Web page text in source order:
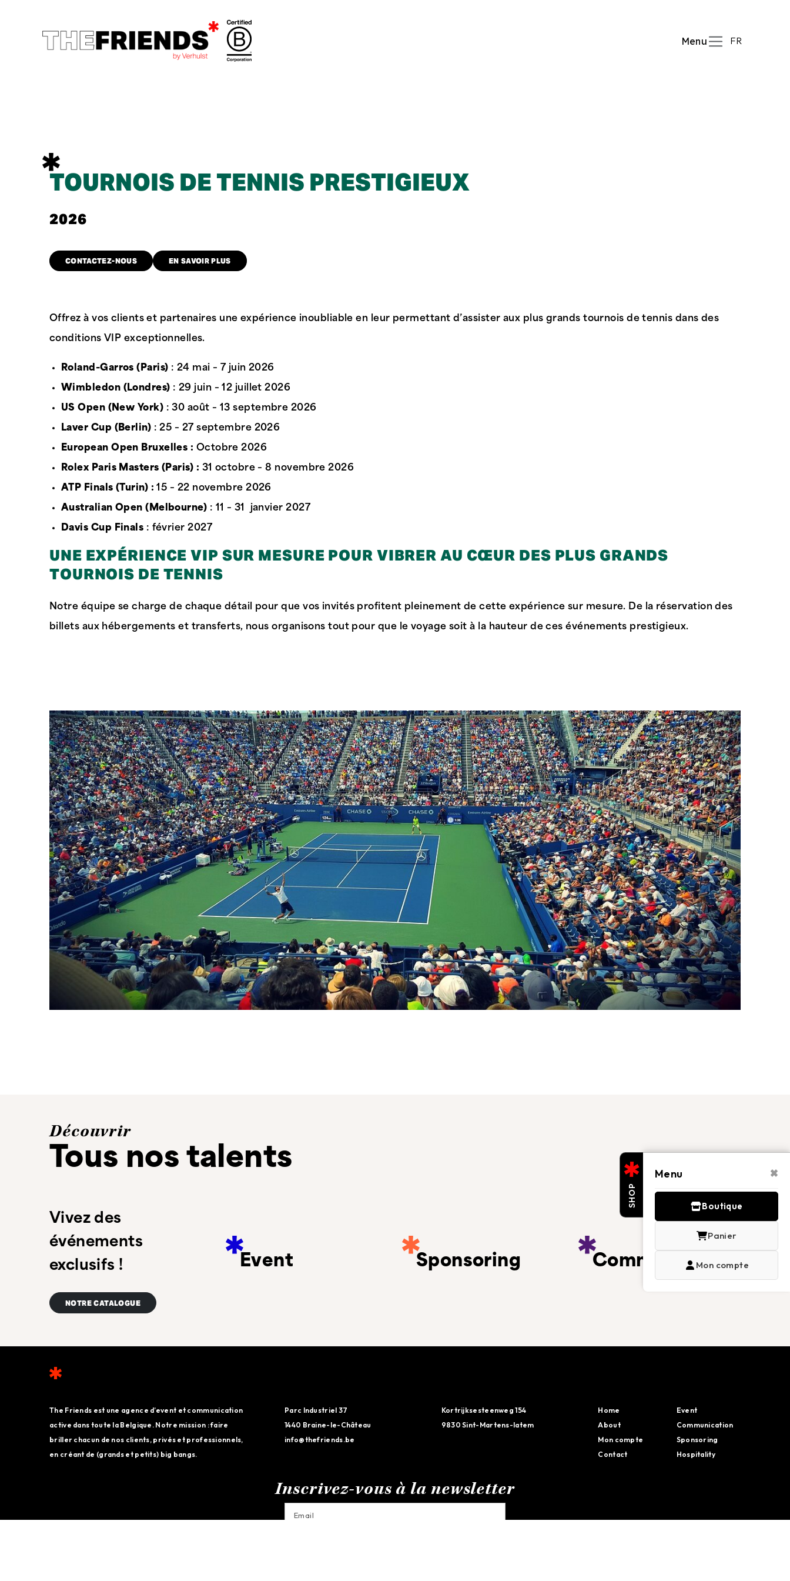
Menu FR
TOURNOIS DE TENNIS PRESTIGIEUX
2026
CONTACTEZ-NOUS EN SAVOIR PLUS
Offrez à vos clients et partenaires une expérience inoubliable en leur permettant d’assister aux plus grands tournois de tennis dans des
conditions VIP exceptionnelles.
Roland-Garros (Paris) : 24 mai – 7 juin 2026
Wimbledon (Londres) : 29 juin – 12 juillet 2026
US Open (New York) : 30 août – 13 septembre 2026
Laver Cup (Berlin) : 25 – 27 septembre 2026
European Open Bruxelles : Octobre 2026
Rolex Paris Masters (Paris) : 31 octobre – 8 novembre 2026
ATP Finals (Turin) : 15 – 22 novembre 2026
Australian Open (Melbourne) : 11 – 31 janvier 2027
Davis Cup Finals : février 2027
UNE EXPÉRIENCE VIP SUR MESURE POUR VIBRER AU CŒUR DES PLUS GRANDS
TOURNOIS DE TENNIS
Notre équipe se charge de chaque détail pour que vos invités profitent pleinement de cette expérience sur mesure. De la réservation des
billets aux hébergements et transferts, nous organisons tout pour que le voyage soit à la hauteur de ces événements prestigieux.
Découvrir
Tous nos talents
Vivez des
événements
exclusifs !
NOTRE CATALOGUE
Event Sponsoring Communication
The Friends est une agence d’event et communication
active dans toute la Belgique. Notre mission : faire
briller chacun de nos clients, privés et professionnels,
en créant de (grands et petits) big bangs.
Parc Industriel 37
1440 Braine-le-Château
info@thefriends.be
Kortrijksesteenweg 154
9830 Sint-Martens-latem
Home
About
Mon compte
Contact
Event
Communication
Sponsoring
Hospitality
Inscrivez-vous à la newsletter
SHOP
Menu ×
Boutique
Panier
Mon compte